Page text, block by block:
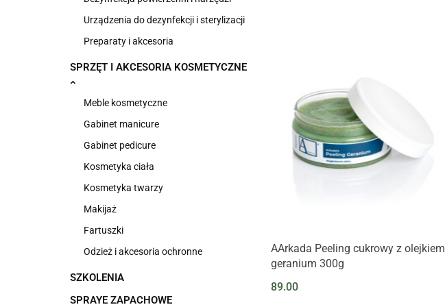
Urządzenia do dezynfekcji i sterylizacji
Preparaty i akcesoria
SPRZĘT I AKCESORIA KOSMETYCZNE
Meble kosmetyczne
Gabinet manicure
Gabinet pedicure
Kosmetyka ciała
Kosmetyka twarzy
Makijaż
Fartuszki
Odzież i akcesoria ochronne
SZKOLENIA
SPRAYE ZAPACHOWE
AArkada Peeling cukrowy z olejkiem
geranium 300g
89.00